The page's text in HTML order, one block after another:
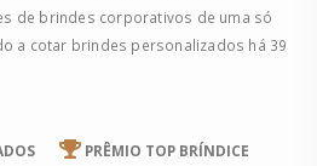
de brindes corporativos de uma só
a cotar brindes personalizados há 39
PRÊMIO TOP BRÍNDICE